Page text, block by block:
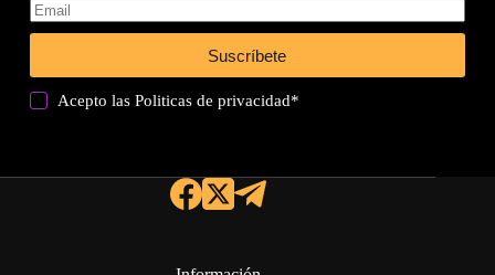
Suscríbete
Acepto lasPoliticas de privacidad*